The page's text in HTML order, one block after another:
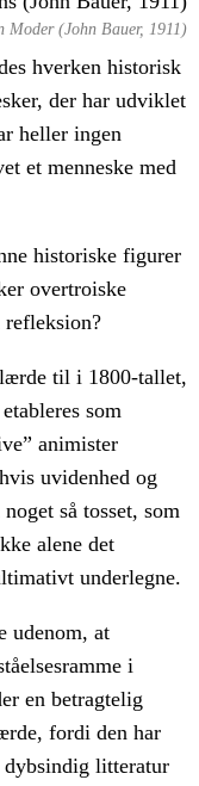
Moder (John Bauer, 1911)
hverken historisk
der har udviklet
heller ingen
et menneske med
historiske figurer
overtroiske
til i 1800-tallet,
som
animister
uvidenhed og
så tosset, som
alene det
underlegne.
udenom, at
i
en betragtelig
fordi den har
litteratur